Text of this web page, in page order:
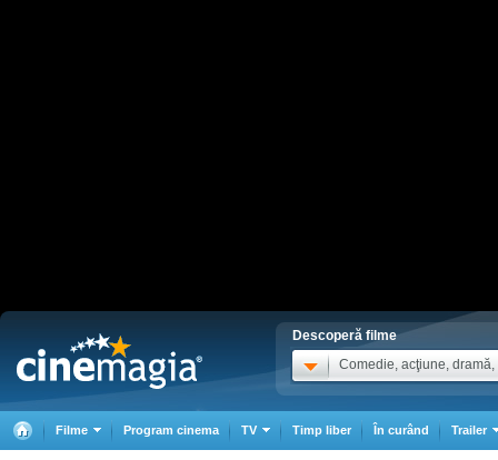
Descoperă filme
Comedie, acţiune, dramă,
Filme Program cinema TV Timp liber În curând Trailer